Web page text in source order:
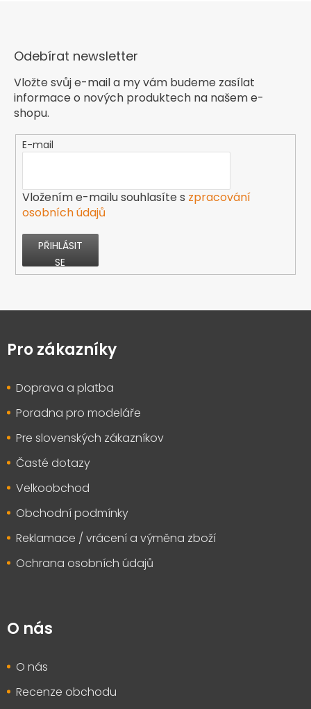
Odebírat newsletter
Vložte svůj e-mail a my vám budeme zasílat
informace o nových produktech na našem e-
shopu.
E-mail
Vložením e-mailu souhlasíte s zpracování
osobních údajů
PŘIHLÁSIT
SE
Z
pPro zákazníky
Doprava a platba
Poradna pro modeláře
Pre slovenských zákazníkov
Časté dotazy
Velkoobchod
Obchodní podmínky
Reklamace / vrácení a výměna zboží
Ochrana osobních údajů
O nás
O nás
Recenze obchodu